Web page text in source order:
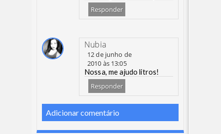
Responder
Nubia
12 de junho de
2010 às 13:05
Nossa, me ajudo litros!
Responder
Adicionar comentário